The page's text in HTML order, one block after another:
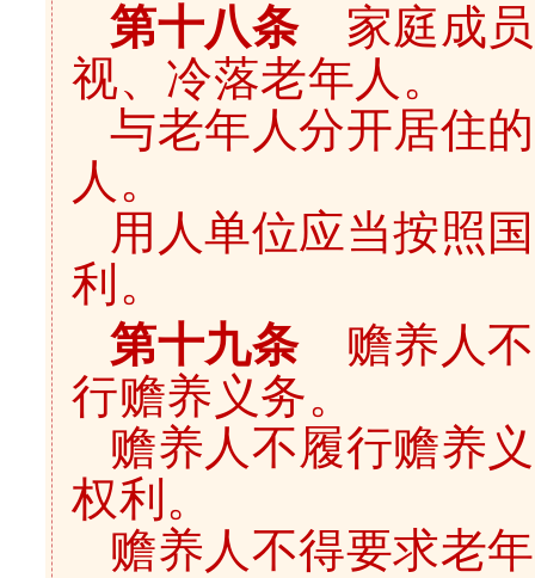
第十八条家庭成员
视、冷落老年人。
与老年人分开居住
人。
用人单位应当按照
利。
第十九条赡养人不
行赡养义务。
赡养人不履行赡养
权利。
赡养人不得要求老